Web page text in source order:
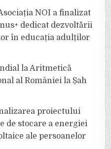
NOI a finalizat
dedicat dezvoltării
în educația adulților
la Aritmetică
al României la Șah
proiectului
de stocare a energiei
ale persoanelor